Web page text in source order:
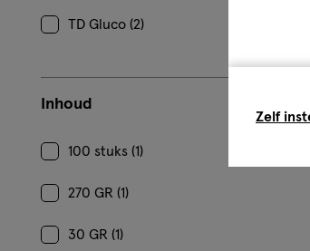
TD Gluco (2)
Inhoud
100 stuks (1)
270 GR (1)
30 GR (1)
Zelf